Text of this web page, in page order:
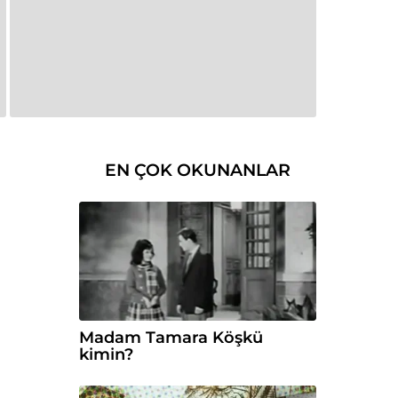
EN ÇOK OKUNANLAR
Madam Tamara Köşkü
kimin?